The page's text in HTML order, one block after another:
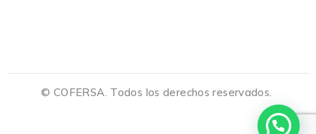
© COFERSA. Todos los derechos reservados.